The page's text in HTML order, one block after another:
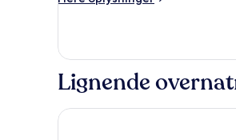
Seaview
Lignende
Vogue Suites